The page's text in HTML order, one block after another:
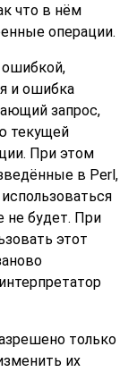
что в нём
операции.
ошибкой,
и ошибка
запрос,
текущей
При этом
в Perl,
не будет. При
этот
только
их